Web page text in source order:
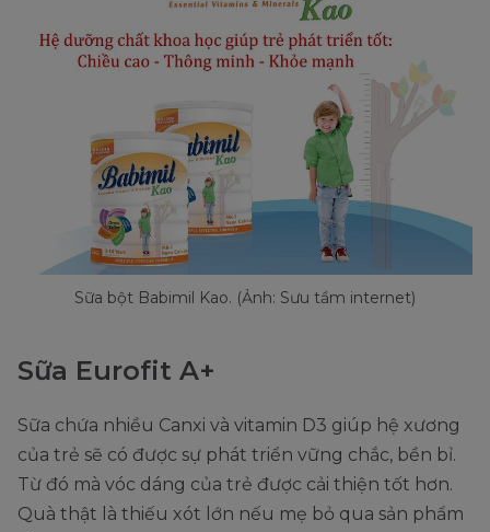
Sữa bột Babimil Kao. (Ảnh: Sưu tầm internet)
Sữa Eurofit A+
Sữa chứa nhiều Canxi và vitamin D3 giúp hệ xương
của trẻ sẽ có được sự phát triển vững chắc, bền bỉ.
Từ đó mà vóc dáng của trẻ được cải thiện tốt hơn.
Quà thật là thiếu xót lớn nếu mẹ bỏ qua sản phẩm